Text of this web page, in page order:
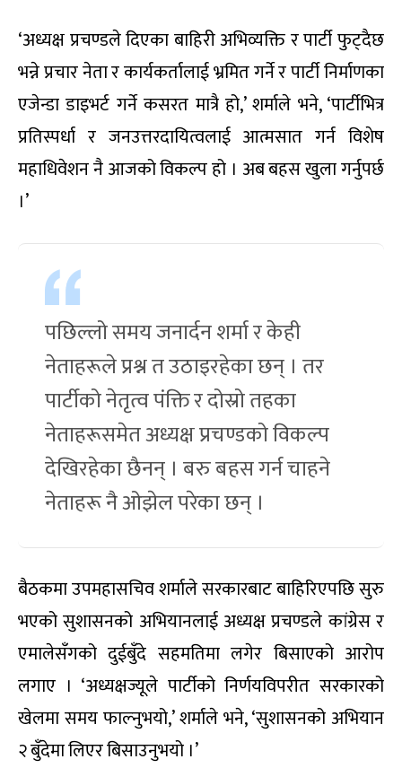
‘अध्यक्ष प्रचण्डले दिएका बाहिरी अभिव्यक्ति र पार्टी फुट्दैछ
भन्ने प्रचार नेता र कार्यकर्तालाई भ्रमित गर्ने र पार्टी निर्माणका
एजेन्डा डाइभर्ट गर्ने कसरत मात्रै हो,’ शर्माले भने, ‘पार्टीभित्र
प्रतिस्पर्धा र जनउत्तरदायित्वलाई आत्मसात गर्न विशेष
महाधिवेशन नै आजको विकल्प हो । अब बहस खुला गर्नुपर्छ
।’
पछिल्लो समय जनार्दन शर्मा र केही
नेताहरूले प्रश्न त उठाइरहेका छन् । तर
पार्टीको नेतृत्व पंक्ति र दोस्रो तहका
नेताहरूसमेत अध्यक्ष प्रचण्डको विकल्प
देखिरहेका छैनन् । बरु बहस गर्न चाहने
नेताहरू नै ओझेल परेका छन् ।
बैठकमा उपमहासचिव शर्माले सरकारबाट बाहिरिएपछि सुरु
भएको सुशासनको अभियानलाई अध्यक्ष प्रचण्डले कांग्रेस र
एमालेसँगको दुईबुँदे सहमतिमा लगेर बिसाएको आरोप
लगाए । ‘अध्यक्षज्यूले पार्टीको निर्णयविपरीत सरकारको
खेलमा समय फाल्नुभयो,’ शर्माले भने, ‘सुशासनको अभियान
२ बुँदेमा लिएर बिसाउनुभयो ।’